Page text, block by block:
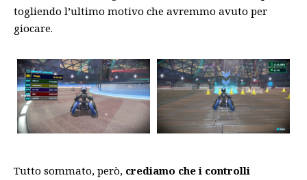
togliendo l’ultimo motivo che avremmo avuto per
giocare.
Tutto sommato, però, crediamo che i controlli